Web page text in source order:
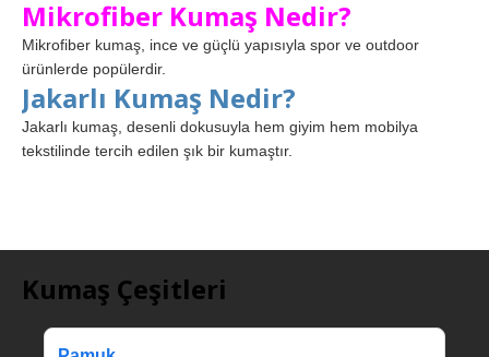
Mikrofiber Kumaş Nedir?
Mikrofiber kumaş, ince ve güçlü yapısıyla spor ve outdoor
ürünlerde popülerdir.
Jakarlı Kumaş Nedir?
Jakarlı kumaş, desenli dokusuyla hem giyim hem mobilya
tekstilinde tercih edilen şık bir kumaştır.
Kumaş Çeşitleri